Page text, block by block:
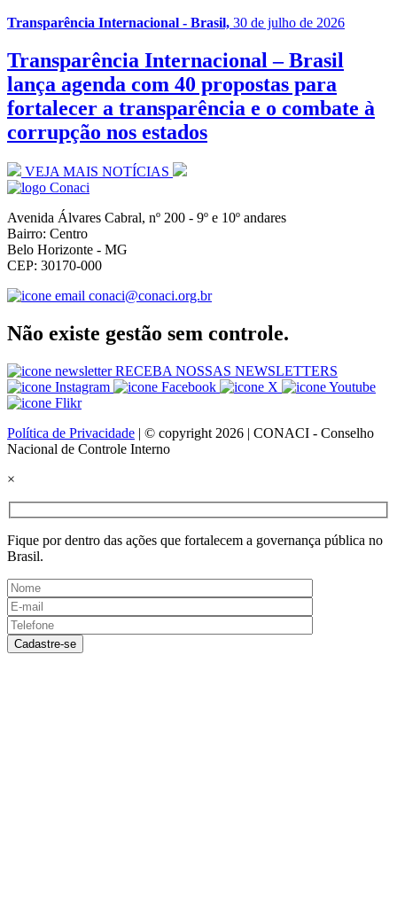
Transparência Internacional - Brasil, 30 de julho de 2026
Transparência Internacional – Brasil
lança agenda com 40 propostas para
fortalecer a transparência e o combate à
corrupção nos estados
VEJA MAIS NOTÍCIAS
Avenida Álvares Cabral, nº 200 - 9º e 10º andares
Bairro: Centro
Belo Horizonte - MG
CEP: 30170-000
conaci@conaci.org.br
Não existe gestão sem controle.
RECEBA NOSSAS NEWSLETTERS
Política de Privacidade | © copyright 2026 | CONACI - Conselho
Nacional de Controle Interno
×
Fique por dentro das ações que fortalecem a governança pública no
Brasil.